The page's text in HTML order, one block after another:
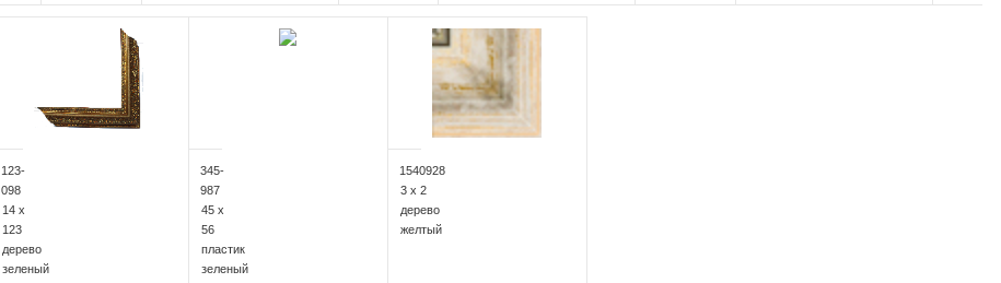
123-
098
14 x
123
дерево
зеленый
345-
987
45 x
56
пластик
зеленый
1540928
3 x 2
дерево
желтый